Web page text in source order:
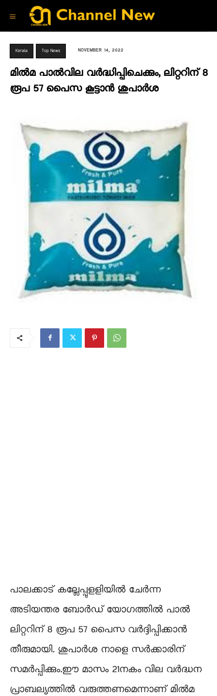
Kerala Top News NOVEMBER 14, 2022
മിൽമ പാൽവില വർദ്ധിപ്പിചെക്കും, ലിറ്ററിന് 8
രൂപ 57 പൈസ കൂട്ടാൻ ശുപാർശ
പാലക്കാട് കല്ലേപ്പുളളിയിൽ ചേർന്ന
അടിയന്തര ബോർഡ് യോഗത്തിൽ പാൽ
ലിറ്ററിന് 8 രൂപ 57 പൈസ വർദ്ദിപ്പിക്കാൻ
തീരുമായി. ശുപാർശ നാളെ സർക്കാരിന്
സമർപ്പിക്കും.ഈ മാസം 21നകം വില വർദ്ധന
പ്രാബല്യത്തിൽ വരുത്തണമെന്നാണ് മിൽമ